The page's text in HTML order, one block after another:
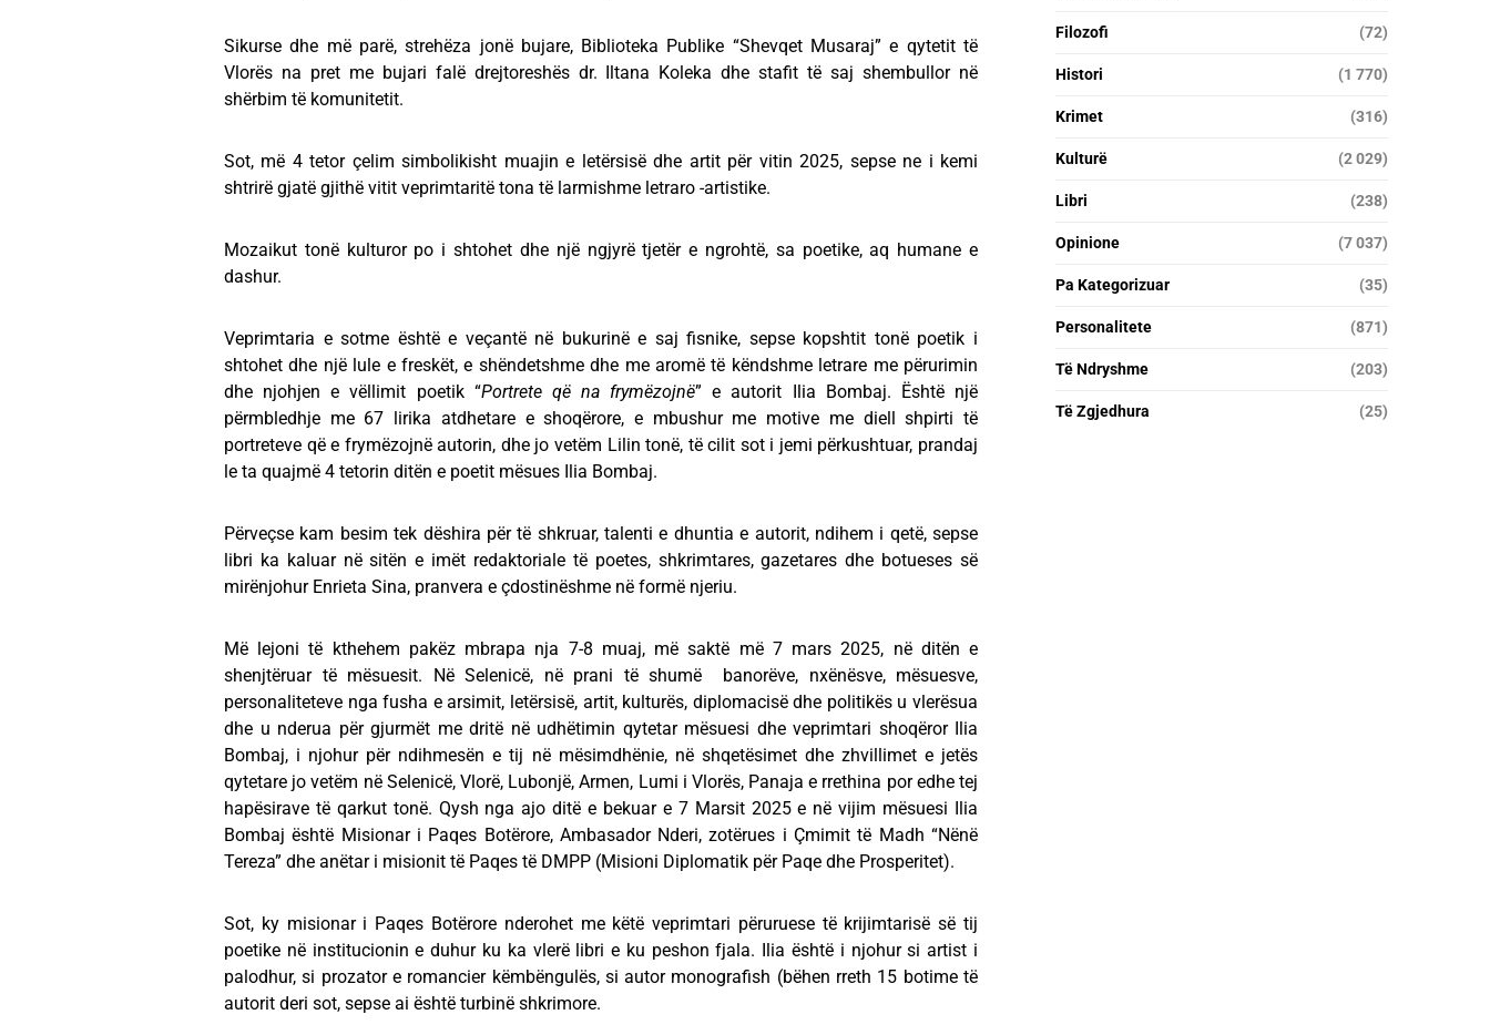
Sikurse dhe më parë, strehëza jonë bujare, Biblioteka Publike “Shevqet Musaraj” e qytetit të
Vlorës na pret me bujari falë drejtoreshës dr. Iltana Koleka dhe stafit të saj shembullor në
shërbim të komunitetit.
Sot, më 4 tetor çelim simbolikisht muajin e letërsisë dhe artit për vitin 2025, sepse ne i kemi
shtrirë gjatë gjithë vitit veprimtaritë tona të larmishme letraro -artistike.
Mozaikut tonë kulturor po i shtohet dhe një ngjyrë tjetër e ngrohtë, sa poetike, aq humane e
dashur.
Veprimtaria e sotme është e veçantë në bukurinë e saj fisnike, sepse kopshtit tonë poetik i
shtohet dhe një lule e freskët, e shëndetshme dhe me aromë të këndshme letrare me përurimin
dhe njohjen e vëllimit poetik “Portrete që na frymëzojnë” e autorit Ilia Bombaj. Është një
përmbledhje me 67 lirika atdhetare e shoqërore, e mbushur me motive me diell shpirti të
portreteve që e frymëzojnë autorin, dhe jo vetëm Lilin tonë, të cilit sot i jemi përkushtuar, prandaj
le ta quajmë 4 tetorin ditën e poetit mësues Ilia Bombaj.
Përveçse kam besim tek dëshira për të shkruar, talenti e dhuntia e autorit, ndihem i qetë, sepse
libri ka kaluar në sitën e imët redaktoriale të poetes, shkrimtares, gazetares dhe botueses së
mirënjohur Enrieta Sina, pranvera e çdostinëshme në formë njeriu.
Më lejoni të kthehem pakëz mbrapa nja 7-8 muaj, më saktë më 7 mars 2025, në ditën e
shenjtëruar të mësuesit. Në Selenicë, në prani të shumë banorëve, nxënësve, mësuesve,
personaliteteve nga fusha e arsimit, letërsisë, artit, kulturës, diplomacisë dhe politikës u vlerësua
dhe u nderua për gjurmët me dritë në udhëtimin qytetar mësuesi dhe veprimtari shoqëror Ilia
Bombaj, i njohur për ndihmesën e tij në mësimdhënie, në shqetësimet dhe zhvillimet e jetës
qytetare jo vetëm në Selenicë, Vlorë, Lubonjë, Armen, Lumi i Vlorës, Panaja e rrethina por edhe tej
hapësirave të qarkut tonë. Qysh nga ajo ditë e bekuar e 7 Marsit 2025 e në vijim mësuesi Ilia
Bombaj është Misionar i Paqes Botërore, Ambasador Nderi, zotërues i Çmimit të Madh “Nënë
Tereza” dhe anëtar i misionit të Paqes të DMPP (Misioni Diplomatik për Paqe dhe Prosperitet).
Sot, ky misionar i Paqes Botërore nderohet me këtë veprimtari përuruese të krijimtarisë së tij
poetike në institucionin e duhur ku ka vlerë libri e ku peshon fjala. Ilia është i njohur si artist i
palodhur, si prozator e romancier këmbëngulës, si autor monografish (bëhen rreth 15 botime të
autorit deri sot, sepse ai është turbinë shkrimore.
Filozofi (72)
Histori (1 770)
Krimet (316)
Kulturë (2 029)
Libri (238)
Opinione (7 037)
Pa Kategorizuar (35)
Personalitete (871)
Të Ndryshme (203)
Të Zgjedhura (25)